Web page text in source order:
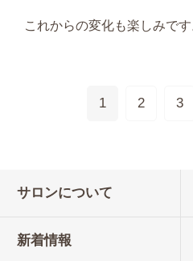
これからの変化も楽しみです
1 2 3
サロンについて
新着情報